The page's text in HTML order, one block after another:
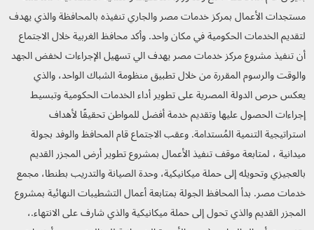
مستجدات الأعمال بمركز خدمات مصر والجاري تنفيذه بالمحافظة والذي يهدف
لتقديم الخدمات الحكومية في مكان واحد. وأكد محافظ الغربية خلال الاجتماع
أن تنفيذ مشروع مركز خدمات مصر يهدف الي تسهيل الإجراءات لخفض الجهد
والوقت والرسوم المقررة من خلال تطبيق منظومة الشباك الواحد، والذي
يعكس حرص الدولة المصرية على تطوير أداء الخدمات الحكومية وتبسيط
إجراءات الحصول عليها وتقديم خدمة أفضل للمواطن تحقيقًا لأهداف
استراتيجية التنمية المُستدامة. وعقب الاجتماع قام المحافظ والوفد بجولة
ميدانية ، لمتابعة موقف تنفيذ الأعمال بمشروع تطوير أرض المجزر القديم
بالعجيزي وتحويله إلى حملة ميكانيكية، وحدة الصيانة والتدريب بطنطا، مجمع
خدمات مصر. بدأ المحافظ الجولة بمتابعة أعمال التشطيبات النهائية بمشروع
المجزر القديم والذي تحول إلى حملة ميكانيكية والذي شارف على الانتهاء.،